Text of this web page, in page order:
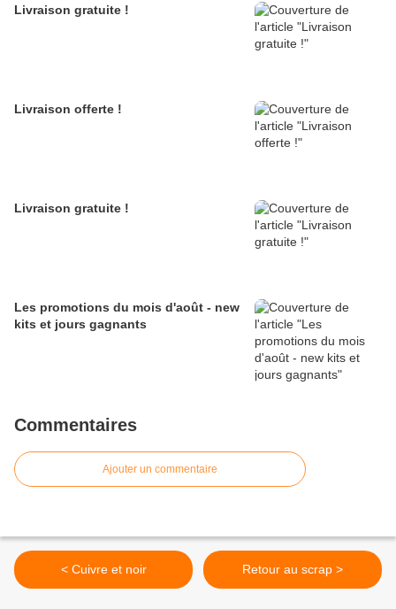
Livraison gratuite !
Livraison offerte !
Livraison gratuite !
Les promotions du mois d'août - new
kits et jours gagnants
Commentaires
Ajouter un commentaire
< Cuivre et noir Retour au scrap >